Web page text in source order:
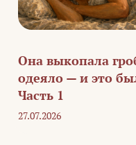
Она выкопала
одеяло — и это
Часть 1
27.07.2026